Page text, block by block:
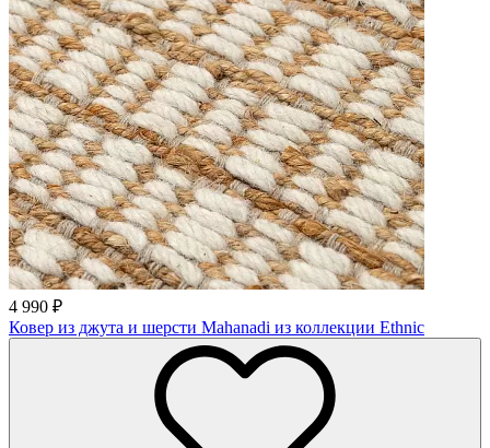
4 990 ₽
Ковер из джута и шерсти Mahanadi из коллекции Ethnic